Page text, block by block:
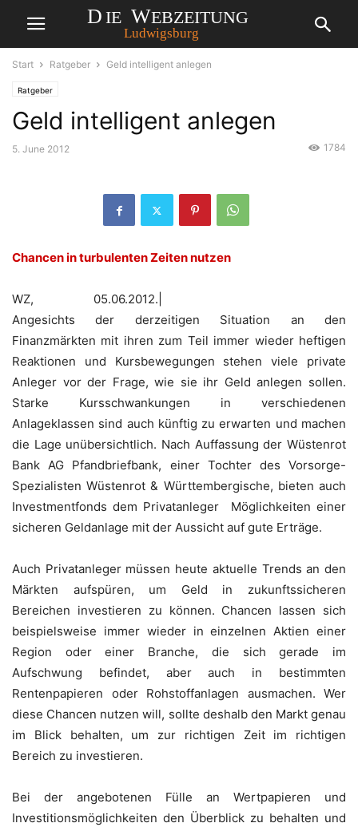
Start Ratgeber Geld intelligent anlegen
Ratgeber
Geld intelligent anlegen
5. June 2012 1784
Chancen in turbulenten Zeiten nutzen
WZ, 05.06.2012.|
Angesichts der derzeitigen Situation an den
Finanzmärkten mit ihren zum Teil immer wieder heftigen
Reaktionen und Kursbewegungen stehen viele private
Anleger vor der Frage, wie sie ihr Geld anlegen sollen.
Starke Kursschwan­kungen in verschiedenen
Anlageklassen sind auch künftig zu erwarten und machen
die Lage unübersichtlich. Nach Auffassung der Wüstenrot
Bank AG Pfandbriefbank, einer Tochter des Vorsorge-
Spezialisten Wüstenrot & Württembergische, bieten auch
Investmentfonds dem Privatanleger Möglichkeiten einer
sicheren Geldanlage mit der Aussicht auf gute Erträge.
Auch Privatanleger müssen heute aktuelle Trends an den
Märkten aufspüren, um Geld in zukunftssicheren
Bereichen investieren zu können. Chancen lassen sich
beispielsweise immer wieder in einzelnen Aktien einer
Region oder einer Branche, die sich gerade im
Aufschwung befindet, aber auch in bestimmten
Rentenpapieren oder Rohstoffanlagen ausmachen. Wer
diese Chancen nutzen will, sollte deshalb den Markt genau
im Blick behalten, um zur richtigen Zeit im richtigen
Bereich zu investieren.
Bei der angebotenen Fülle an Wertpapieren und
Investitionsmöglichkeiten den Überblick zu behalten und